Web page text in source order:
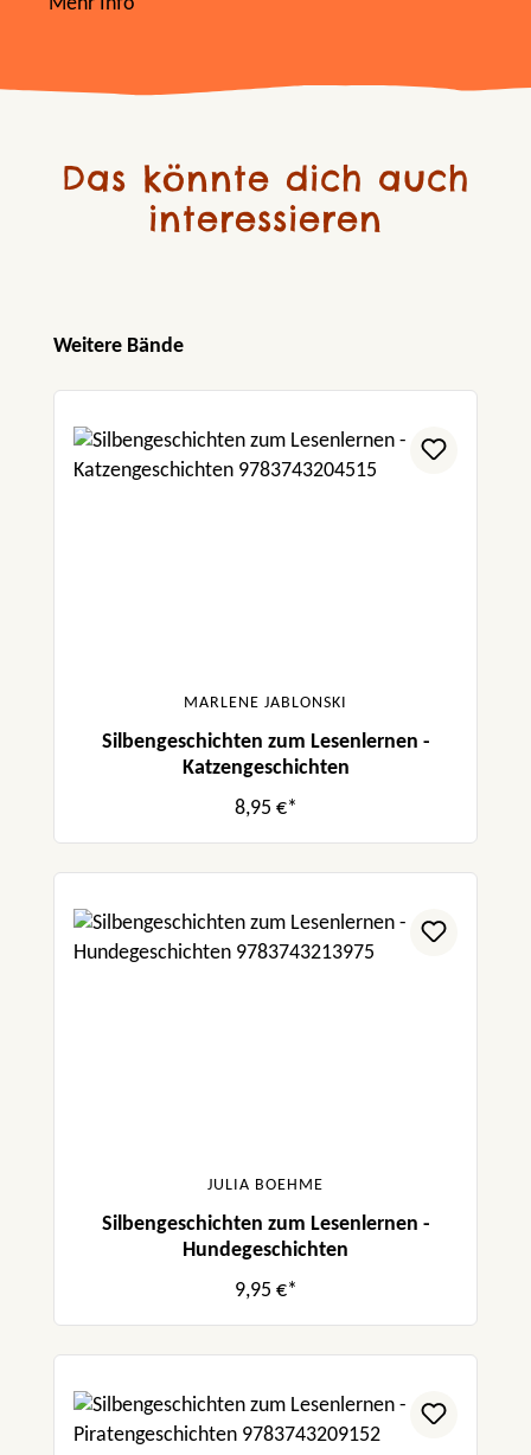
Das könnte dich auch
interessieren
Produktgalerie überspringen
Weitere Bände
MARLENE JABLONSKI
Silbengeschichten zum Lesenlernen -
Katzengeschichten
8,95 €*
JULIA BOEHME
Silbengeschichten zum Lesenlernen -
Hundegeschichten
9,95 €*